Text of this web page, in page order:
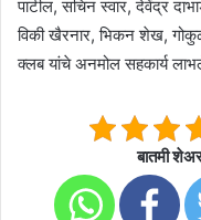
पाटील, सचिन स्वार, देवेंद्र
विकी खैरनार, भिकन शेख,
क्लब यांचे अनमोल सहकार्य
बातमी